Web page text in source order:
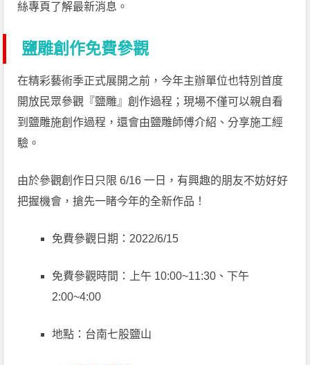
絲專頁了解最新消息。
鹽雕創作免費參觀
在精彩藝術季正式展開之前，今年主辦單位也特別首度
開放民眾參觀『鹽雕』創作過程；現場不僅可以親自看
到鹽雕施創作過程，還會由鹽雕師傅介紹、分享施工經
驗。
由於參觀創作日只限 6/16 一日，有興趣的朋友不妨好好
把握機會，搶先一睹今年的全新作品！
免費參觀日期：2022/6/15
免費參觀時間：上午 10:00~11:30、下午
2:00~4:00
地點：台南七股鹽山